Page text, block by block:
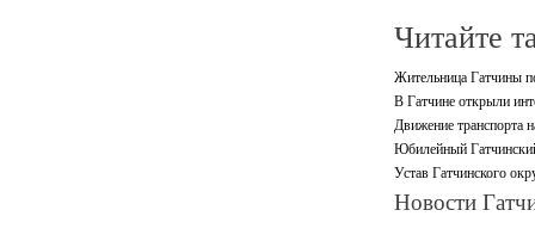
Читайте
Жительница Гатчины
В Гатчине открыли
Движение транспорта
Юбилейный
Устав Гатчинского
Новости